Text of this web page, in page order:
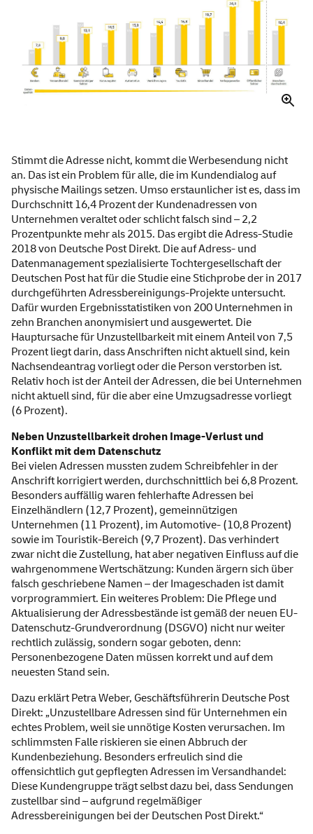
Stimmt die Adresse nicht, kommt die Werbesendung nicht
an. Das ist ein Problem für alle, die im Kundendialog auf
physische Mailings setzen. Umso erstaunlicher ist es, dass im
Durchschnitt 16,4 Prozent der Kundenadressen von
Unternehmen veraltet oder schlicht falsch sind – 2,2
Prozentpunkte mehr als 2015. Das ergibt die Adress-Studie
2018 von Deutsche Post Direkt. Die auf Adress- und
Datenmanagement spezialisierte Tochtergesellschaft der
Deutschen Post hat für die Studie eine Stichprobe der in 2017
durchgeführten Adressbereinigungs-Projekte untersucht.
Dafür wurden Ergebnisstatistiken von 200 Unternehmen in
zehn Branchen anonymisiert und ausgewertet. Die
Hauptursache für Unzustellbarkeit mit einem Anteil von 7,5
Prozent liegt darin, dass Anschriften nicht aktuell sind, kein
Nachsendeantrag vorliegt oder die Person verstorben ist.
Relativ hoch ist der Anteil der Adressen, die bei Unternehmen
nicht aktuell sind, für die aber eine Umzugsadresse vorliegt
(6 Prozent).
Neben Unzustellbarkeit drohen Image-Verlust und
Konflikt mit dem Datenschutz
Bei vielen Adressen mussten zudem Schreibfehler in der
Anschrift korrigiert werden, durchschnittlich bei 6,8 Prozent.
Besonders auffällig waren fehlerhafte Adressen bei
Einzelhändlern (12,7 Prozent), gemeinnützigen
Unternehmen (11 Prozent), im Automotive- (10,8 Prozent)
sowie im Touristik-Bereich (9,7 Prozent). Das verhindert
zwar nicht die Zustellung, hat aber negativen Einfluss auf die
wahrgenommene Wertschätzung: Kunden ärgern sich über
falsch geschriebene Namen – der Imageschaden ist damit
vorprogrammiert. Ein weiteres Problem: Die Pflege und
Aktualisierung der Adressbestände ist gemäß der neuen EU-
Datenschutz-Grundverordnung (DSGVO) nicht nur weiter
rechtlich zulässig, sondern sogar geboten, denn:
Personenbezogene Daten müssen korrekt und auf dem
neuesten Stand sein.
Dazu erklärt Petra Weber, Geschäftsführerin Deutsche Post
Direkt: „Unzustellbare Adressen sind für Unternehmen ein
echtes Problem, weil sie unnötige Kosten verursachen. Im
schlimmsten Falle riskieren sie einen Abbruch der
Kundenbeziehung. Besonders erfreulich sind die
offensichtlich gut gepflegten Adressen im Versandhandel:
Diese Kundengruppe trägt selbst dazu bei, dass Sendungen
zustellbar sind – aufgrund regelmäßiger
Adressbereinigungen bei der Deutschen Post Direkt.“